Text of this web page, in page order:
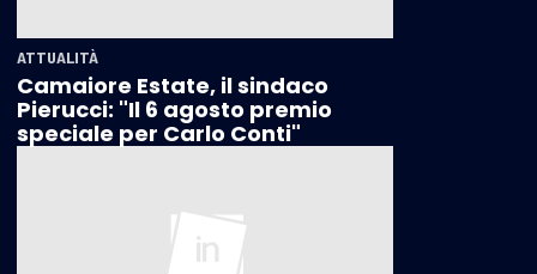
ATTUALITÀ
Camaiore Estate, il sindaco
Pierucci: "Il 6 agosto premio
speciale per Carlo Conti"